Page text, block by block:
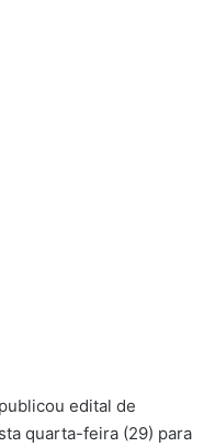
edital de
quarta-feira (29) para